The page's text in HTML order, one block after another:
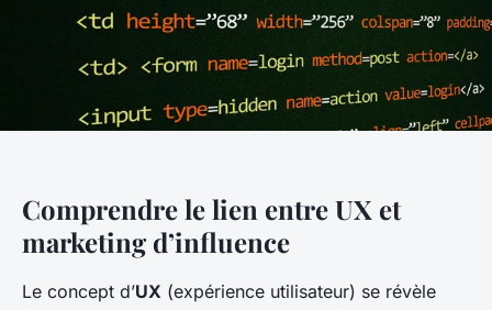
Comprendre le lien entre UX et
marketing d’influence
Le concept d’UX (expérience utilisateur) se révèle